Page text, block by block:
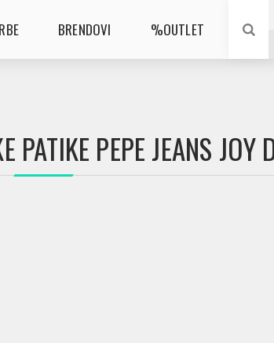
BRENDOVI %OUTLET
PATIKE PEPE JEANS JOY